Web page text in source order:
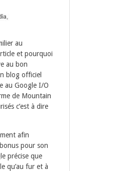
au
et pourquoi
au bon
blog officiel
au Google I/O
de Mountain
c’est à dire
afin
pour son
précise que
qu’au fur et à